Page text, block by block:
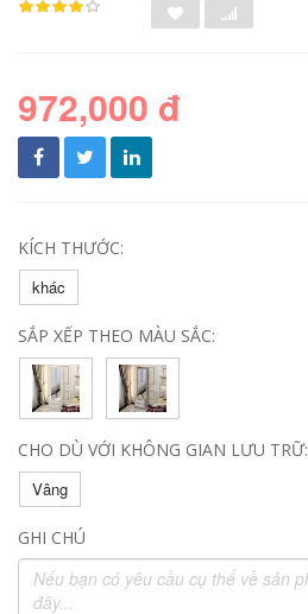
972,000 đ
KÍCH THƯỚC:
khác
SẮP XẾP THEO MÀU SẮC:
CHO DÙ VỚI KHÔNG GIAN LƯU TRỮ:
Vâng
GHI CHÚ